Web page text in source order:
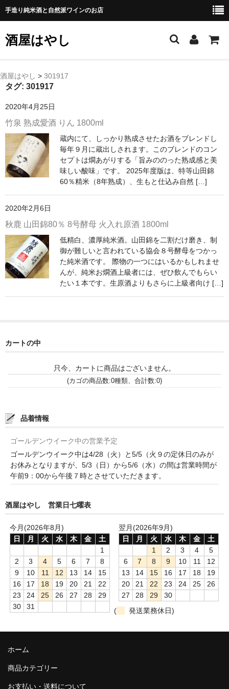
手造り純米酒と自然派ワインのお店
酒屋はやし
ホーム
純 米 酒
よえもん 川村酒造店（岩手県花巻市）
田从･月下の舞 舞鶴酒造（秋田県横手市）
綿屋 金の井酒造（宮城県栗原市）
大七 大七酒造（福島県二本松市）
宗玄 宗玄酒造（石川県珠洲市）
神亀 神亀酒造（埼玉県蓮田市）
隆・丹沢山 川西屋酒造店（神奈川県足柄上郡）
長珍 長珍酒造（愛知県津島市）
秋鹿・奥鹿 秋鹿酒造（大阪府豊能郡能勢町）
竹泉 田治米（兵庫県朝来市）
奥播磨 下村酒造店（兵庫県姫路市安富町）
諏訪泉 諏訪酒造（鳥取県八頭郡智頭町）
✚旭日 旭日酒造（島根県出雲市）
悦凱陣 丸尾本店（香川県琴平市）
旭菊・綾花 旭菊酒造（福岡県久留米市）
小鹿 小鹿酒造（鹿児島県鹿屋市)
明るい農村 霧島町蒸留所（鹿児島県霧島市）
鶴見 大石酒造（鹿児島県阿久根市）
鉄輪 瑞鷹（熊本県熊本市）
酒屋はやし > 301917
タグ: 301917
2020年4月25日
竹泉 熟成愛酒 りん 1800ml
蔵内にて、しっかり熟成させたお酒をブレンドし
毎年９月に蔵出しされます。このブレンドのコン
セプトは燗あがりする「旨みののった熟成感と美
味しい酸味」です。 2025年度版は、特等山田錦
60％精米（8年熟成）、生もと仕込み自然 […]
2020年2月6日
秋鹿 山田錦80％ 8号酵母 火入れ原酒 1800ml
低精白、濃厚純米酒。山田錦を二割だけ磨き、制
御が難しいと言われている協会８号酵母をつかっ
た純米酒です。 際物の一つにはいるかもしれませ
んが、純米お燗酒上級者には、ぜひ飲んでもらい
たい１本です。生原酒よりもさらに上級者向け […]
カートの中
只今、カートに商品はございません。
(カゴの商品数:0種類、合計数:0)
品着情報
ゴールデンウイーク中の営業予定
ゴールデンウイーク中は4/28（火）と5/5（火９の定休日のみが
お休みとなりますが、5/3（日）から5/6（水）の間は営業時間が
午前9：00から午後７時とさせていただきます。
酒屋はやし 営業日七曜表
今月(2026年8月)
日
月 火 水 木 金
土
1
2
3 4 5 6 7
8
9
10 11 12 13 14
15
16
17 18 19 20 21
22
23
24 25 26 27 28
29
30
31
翌月(2026年9月)
日
月 火 水 木 金
土
1
2 3 4
5
6
7 8 9 10 11
12
13
14 15 16 17 18
19
20
21 22 23 24 25
26
27
28 29
30
(
発送業務休日)
ホーム
商品カテゴリー
お支払い・送料について